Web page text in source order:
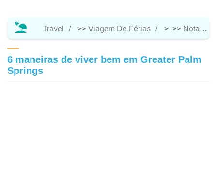
Travel >> Viagem De Férias > >> Notas De Viagem
6 maneiras de viver bem em Greater Palm
Springs